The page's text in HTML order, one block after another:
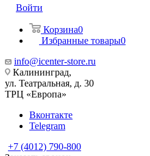
Войти
Корзина0
Избранные товары0
info@icenter-store.ru
Калининград,
ул. Театральная, д. 30
ТРЦ «Европа»
Вконтакте
Telegram
+7 (4012) 790-800